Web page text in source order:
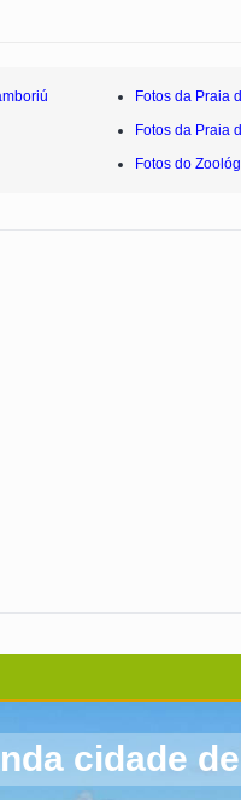
Fotos da Praia
Fotos da Praia
Fotos do
cidade